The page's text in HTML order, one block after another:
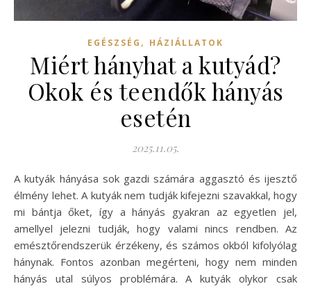
EGÉSZSÉG , HÁZIÁLLATOK
Miért hányhat a kutyád?
Okok és teendők hányás
esetén
2025.11.05.
A kutyák hányása sok gazdi számára aggasztó és ijesztő
élmény lehet. A kutyák nem tudják kifejezni szavakkal, hogy
mi bántja őket, így a hányás gyakran az egyetlen jel,
amellyel jelezni tudják, hogy valami nincs rendben. Az
emésztőrendszerük érzékeny, és számos okból kifolyólag
hánynak. Fontos azonban megérteni, hogy nem minden
hányás utal súlyos problémára. A kutyák olykor csak